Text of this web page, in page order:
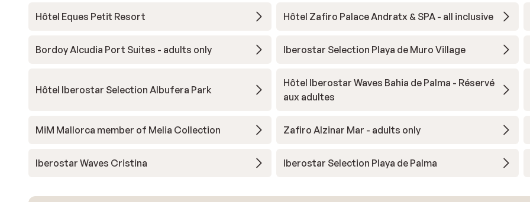
Hôtel Eques Petit Resort Hôtel Zafiro Palace Andratx & SPA - all inclusive
Bordoy Alcudia Port Suites - adults only Iberostar Selection Playa de Muro Village
Hôtel Iberostar Selection Albufera Park
Hôtel Iberostar Waves Bahia de Palma - Réservé
aux adultes
MiM Mallorca member of Melia Collection Zafiro Alzinar Mar - adults only
Iberostar Waves Cristina Iberostar Selection Playa de Palma